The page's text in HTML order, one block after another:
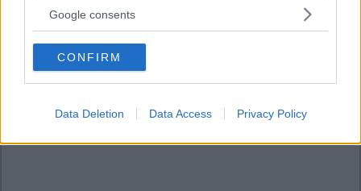
not limited to your visit or usage behaviour. You may click to
use your data for below specified purposes in below Google
consent section.
Google consents
CONFIRM
Data Deletion Data Access Privacy Policy